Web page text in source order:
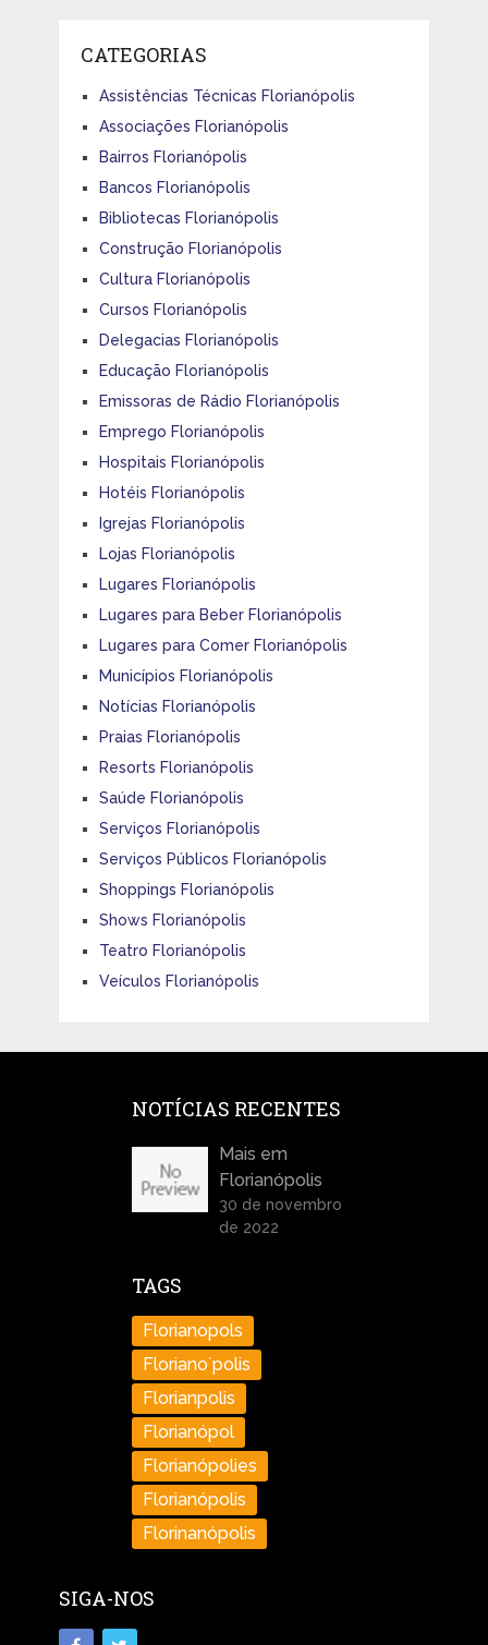
CATEGORIAS
Assistências Técnicas Florianópolis
Associações Florianópolis
Bairros Florianópolis
Bancos Florianópolis
Bibliotecas Florianópolis
Construção Florianópolis
Cultura Florianópolis
Cursos Florianópolis
Delegacias Florianópolis
Educação Florianópolis
Emissoras de Rádio Florianópolis
Emprego Florianópolis
Hospitais Florianópolis
Hotéis Florianópolis
Igrejas Florianópolis
Lojas Florianópolis
Lugares Florianópolis
Lugares para Beber Florianópolis
Lugares para Comer Florianópolis
Municípios Florianópolis
Notícias Florianópolis
Praias Florianópolis
Resorts Florianópolis
Saúde Florianópolis
Serviços Florianópolis
Serviços Públicos Florianópolis
Shoppings Florianópolis
Shows Florianópolis
Teatro Florianópolis
Veículos Florianópolis
NOTÍCIAS RECENTES
Mais em
Florianópolis
30 de novembro
de 2022
TAGS
Florianopols
Floriano´polis
Florianpolis
Florianópol
Florianópolies
Florianópolis
Florinanópolis
SIGA-NOS